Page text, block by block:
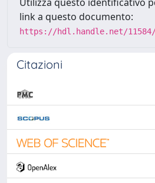
link a questo documento:
https://hdl.handle.net/11584/
Citazioni